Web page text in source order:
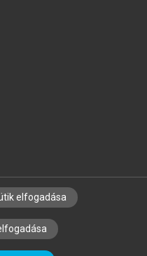
KÖNYVTÁROSOKNAK
ALAPELVEK
elfogadása